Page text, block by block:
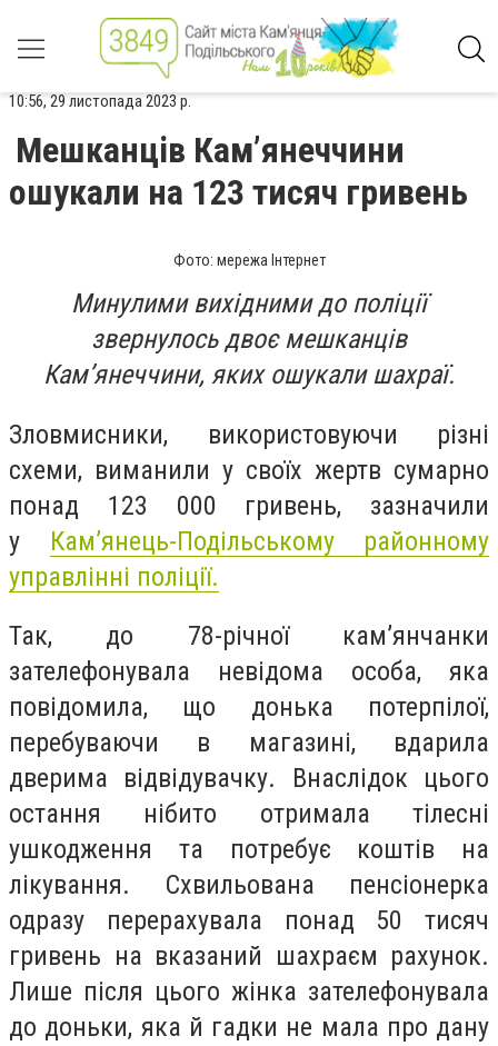
10:56, 29 листопада 2023 р.
Мешканців Камʼянеччини
ошукали на 123 тисяч гривень
Фото: мережа Інтернет
Минулими вихідними до поліції
звернулось двоє мешканців
Камʼянеччини, яких ошукали шахраї.
Зловмисники, використовуючи різні
схеми, виманили у своїх жертв сумарно
понад 123 000 гривень, зазначили
у Кам’янець-Подільському районному
управлінні поліції.
Так, до 78-річної камʼянчанки
зателефонувала невідома особа, яка
повідомила, що донька потерпілої,
перебуваючи в магазині, вдарила
дверима відвідувачку. Внаслідок цього
остання нібито отримала тілесні
ушкодження та потребує коштів на
лікування. Схвильована пенсіонерка
одразу перерахувала понад 50 тисяч
гривень на вказаний шахраєм рахунок.
Лише після цього жінка зателефонувала
до доньки, яка й гадки не мала про дану